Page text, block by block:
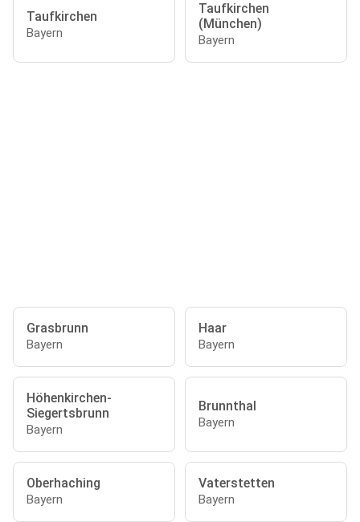
Taufkirchen
Bayern
Taufkirchen
(München)
Bayern
Grasbrunn
Bayern
Haar
Bayern
Höhenkirchen-
Siegertsbrunn
Bayern
Brunnthal
Bayern
Oberhaching
Bayern
Vaterstetten
Bayern